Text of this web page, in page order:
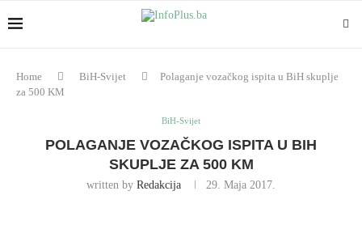
Home BiH-Svijet
Polaganje vozačkog ispita u BiH skuplje
za 500 KM
BiH-Svijet
POLAGANJE VOZAČKOG ISPITA U BIH
SKUPLJE ZA 500 KM
written by Redakcija 29. Maja 2017.